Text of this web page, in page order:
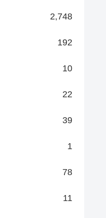
2,748
192
10
22
39
1
78
11